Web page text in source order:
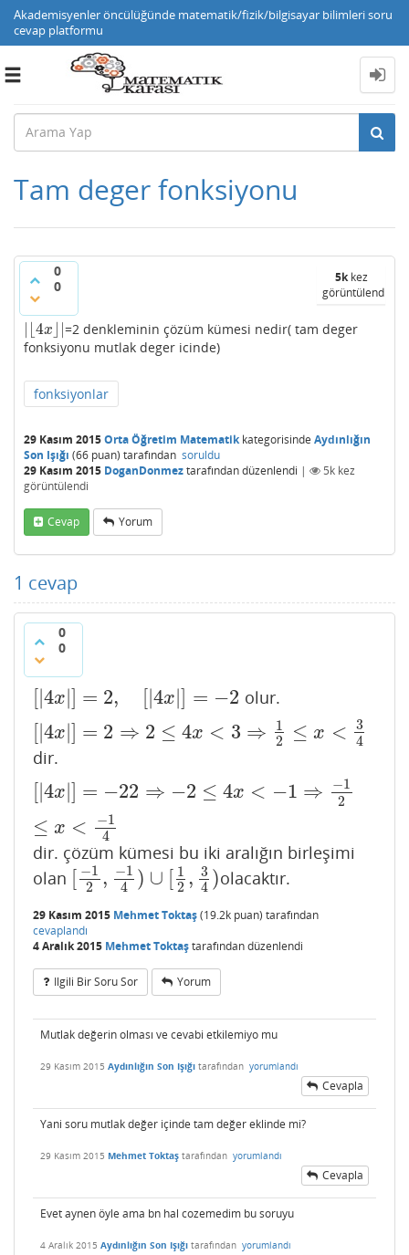
Akademisyenler öncülüğünde matematik/fizik/bilgisayar bilimleri soru
cevap platformu
Toggle
Tam deger fonksiyonu
0
0
5kkez
görüntülendi
4x
4x⌋
=2 denkleminin çözüm kümesi nedir( tam deger
fonksiyonu mutlak deger icinde)
fonksiyonlar
29 Kasım 2015Orta Öğretim Matematikkategorisinde Aydınlığın
Son Işığı (66 puan) tarafından soruldu
29 Kasım 2015 DoganDonmeztarafındandüzenlendi | 5k kez
görüntülendi
Cevap Yorum
1 cevap
0
0
4x = 2, |4x = −2
|4x =2 [|4 =−2 olur.
[|4x|] = 2 ⇒ 2 ≤ 4x < 3 ⇒
1
2
≤ x <
3
4
|4x =2 ⇒2 ≤4 x< 3⇒ 12≤ x< 34
dir.
4x = −22 ⇒ −2 ≤ 4x < −1 ⇒ −1
2
≤ x < −1
4
|4x =− 22⇒− 2≤4 x<−1 ⇒−12≤ x< −14
dir. çözüm kümesi bu iki aralığın birleşimi
olan [ −1
2
, −1
4
) ∪ [ 1
2 , 3
4 )
−12, −14 )∪[1 ,34 ) olacaktır.
29 Kasım 2015 Mehmet Toktaş(19.2k puan) tarafından
cevaplandı
4 Aralık 2015 Mehmet Toktaştarafındandüzenlendi
Ilgili Bir Soru Sor Yorum
Mutlak değerin olması ve cevabi etkilemiyo mu
29 Kasım 2015 Aydınlığın Son Işığı tarafından yorumlandı
Cevapla
Yani soru mutlak değer içinde tam değer eklinde mi?
29 Kasım 2015 Mehmet Toktaş tarafından yorumlandı
Cevapla
Evet aynen öyle ama bn hal cozemedim bu soruyu
4 Aralık 2015 Aydınlığın Son Işığı tarafından yorumlandı